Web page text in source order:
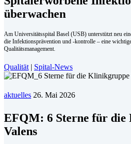
überwachen
Am Universitätsspital Basel (USB) unterstützt neu
die Infek­tionsprävention und -kontrolle – eine
Qualitätsmanagement.
Qualität | Spital-News
aktuelles 26. Mai 2026
EFQM: 6 Sterne für
Valens